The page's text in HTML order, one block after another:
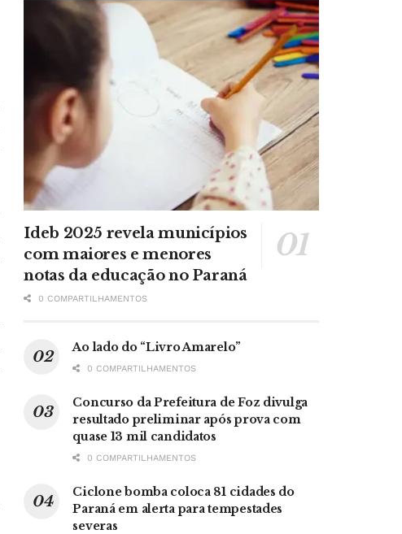
Ideb 2025 revela municípios
com maiores e menores
notas da educação no Paraná
0 COMPARTILHAMENTOS
Ao lado do “Livro Amarelo”
0 COMPARTILHAMENTOS
Concurso da Prefeitura de Foz divulga
resultado preliminar após prova com
quase 13 mil candidatos
0 COMPARTILHAMENTOS
Ciclone bomba coloca 81 cidades do
Paraná em alerta para tempestades
severas